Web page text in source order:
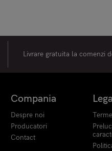
Livrare gratuita la comenzi
Compania
Despre noi
Producatori
Contact